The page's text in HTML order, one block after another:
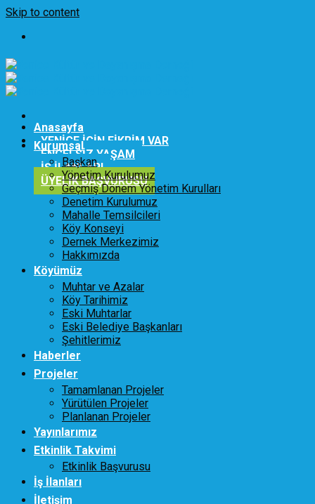
Skip to content
YENİCE İÇİN FİKRİM VAR
ENGELSİZ YAŞAM
İŞ İLANLARI
ÜYELİK BAŞVURUSU
Anasayfa
Kurumsal
Başkan
Yönetim Kurulumuz
Geçmiş Dönem Yönetim Kurulları
Denetim Kurulumuz
Mahalle Temsilcileri
Köy Konseyi
Dernek Merkezimiz
Hakkımızda
Köyümüz
Muhtar ve Azalar
Köy Tarihimiz
Eski Muhtarlar
Eski Belediye Başkanları
Şehitlerimiz
Haberler
Projeler
Tamamlanan Projeler
Yürütülen Projeler
Planlanan Projeler
Yayınlarımız
Etkinlik Takvimi
Etkinlik Başvurusu
İş İlanları
İletişim